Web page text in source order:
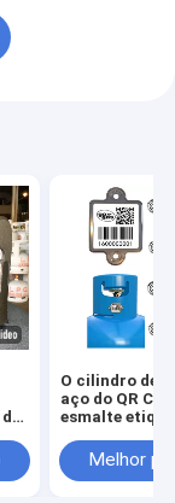
O cilindro de
aço do QR
esmalte
corrosão
Melhor